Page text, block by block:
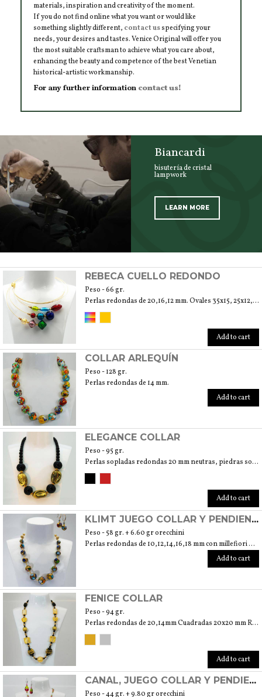
materials, inspiration and creativity of the moment.
If you do not find online what you want or would like
something slightly different, contact usspecifying your
needs, your desires and tastes. Venice Original will offer you
the most suitable craftsman to achieve what you care about,
enhancing the beauty and competence of the best Venetian
historical-artistic workmanship.
For any further information contact us!
Biancardi
bisutería de cristal
lampwork
LEARN MORE
REBECA CUELLO REDONDO
Peso - 66 gr.
Perlas redondas de 20,16,12 mm. Ovales 35x15, 25x12,15x10 mm. Bicones 25,20,15 mm
Add to cart
COLLAR ARLEQUÍN
Peso - 128 gr.
Perlas redondas de 14 mm.
Add to cart
ELEGANCE COLLAR
Peso - 95 gr.
Perlas sopladas redondas 20 mm neutras, piedras sopladas 30 mm pan de oro 24Kt. Redondas llenas transparentes mm10
Add to cart
KLIMT JUEGO COLLAR Y PENDIENTES
Peso - 58 gr. + 6.60 gr orecchini
Perlas redondas de 10,12,14,16,18 mm con millefiori murrine y pan de oro de 24 Kt.
Add to cart
FENICE COLLAR
Peso - 94 gr.
Perlas redondas de 20,14mm Cuadradas 20x20 mm Rectángulos 25x15mm Corazones 19mm Aplastadas 25x20 Piedras 19x14mm
Add to cart
CANAL, JUEGO COLLAR Y PENDIENTES
Peso - 44 gr. + 9.80 gr orecchini